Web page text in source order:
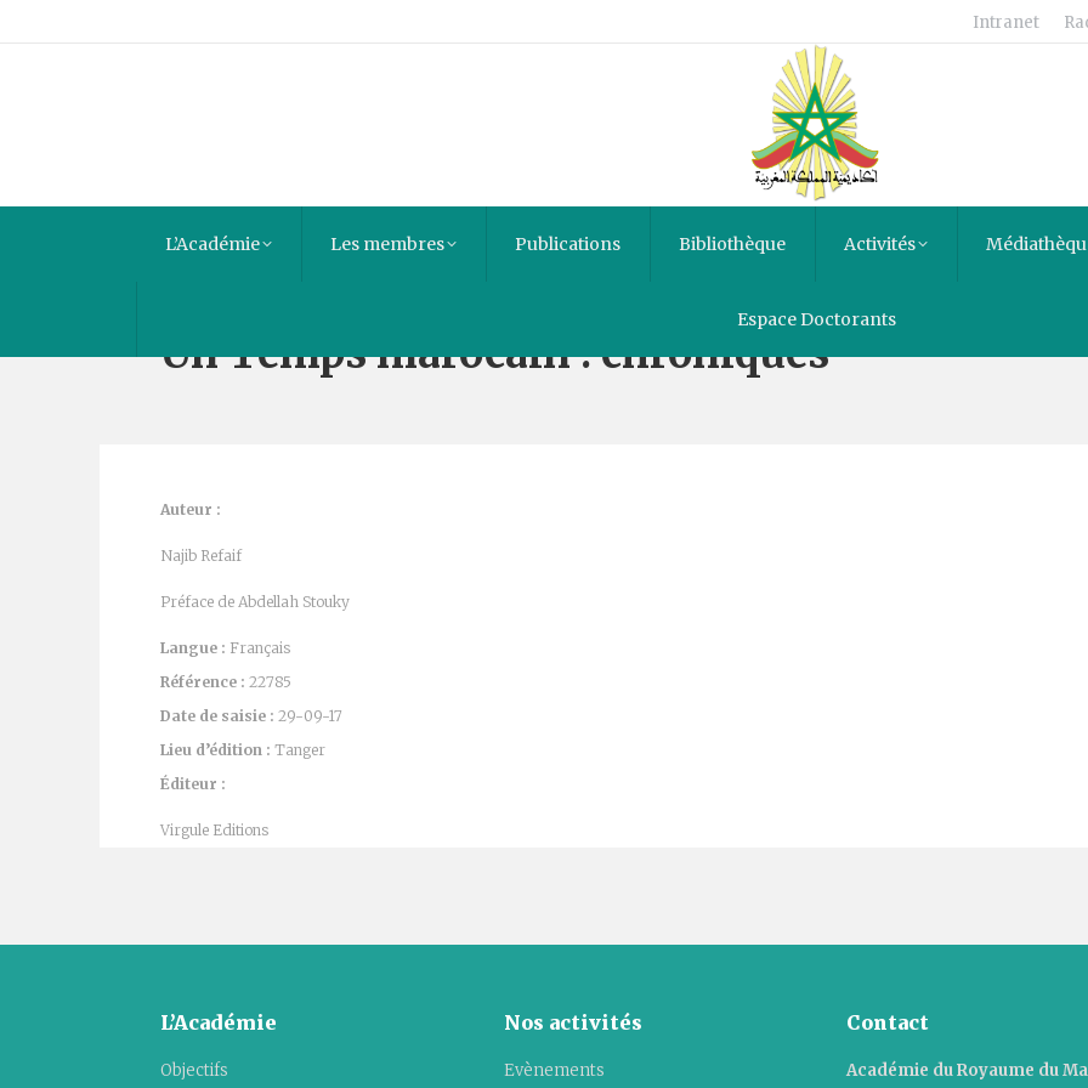
Intranet
L’Académie Les membres Publications Bibliothèque Activités
Espace Doctorants
Un Temps marocain : chroniques
Auteur :
Najib Refaif
Préface de Abdellah Stouky
Langue : Français
Référence : 22785
Date de saisie : 29-09-17
Lieu d’édition : Tanger
Éditeur :
Virgule Editions
L’Académie
Objectifs
Nos activités
Evènements
Contact
Académie du Royaume du